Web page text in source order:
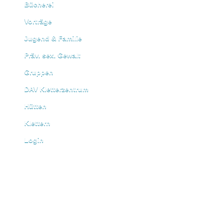
Bücherei
Vorträge
Jugend & Familie
Präv. sex. Gewalt
Gruppen
DAV Kletterzentrum
Hütten
Klettern
Login